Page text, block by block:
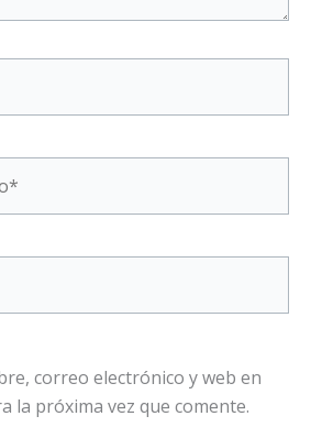
correo electrónico y web en
la próxima vez que comente.